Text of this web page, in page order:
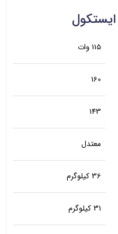
115 وات
160
143
معتدل
36 کیلوگرم
31 کیلوگرم